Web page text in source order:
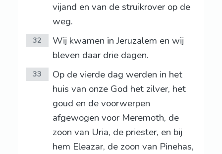
vijand en van de struikrover op de
weg.
32
Wij kwamen in Jeruzalem en wij
bleven daar drie dagen.
33
Op de vierde dag werden in het
huis van onze God het zilver, het
goud en de voorwerpen
afgewogen voor Meremoth, de
zoon van Uria, de priester, en bij
hem Eleazar, de zoon van Pinehas,